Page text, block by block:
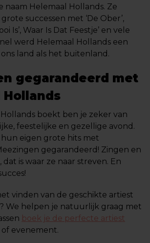
naam Helemaal Hollands. Ze
successen met ‘De Ober’,
Is’, Waar Is Dat Feestje’ en vele
werd Helemaal Hollands een
land als het buitenland.
gegarandeerd met
Hollands
boekt ben je zeker van
feestelijke en gezellige avond.
eigen grote hits met
gegarandeerd! Zingen en
is waar ze naar streven. En
vinden van de geschikte artiest
We helpen je natuurlijk graag met
boek je de perfecte artiest
evenement.